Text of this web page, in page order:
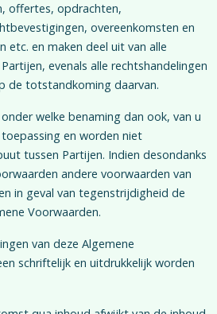
offertes, opdrachten,
overeenkomsten en
etc. en maken deel uit van alle
evenals alle rechtshandelingen
de totstandkoming daarvan.
welke benaming dan ook, van u
en worden niet
tussen Partijen. Indien desondanks
andere voorwaarden van
in geval van tegenstrijdigheid de
Voorwaarden.
van deze Algemene
schriftelijk en uitdrukkelijk worden